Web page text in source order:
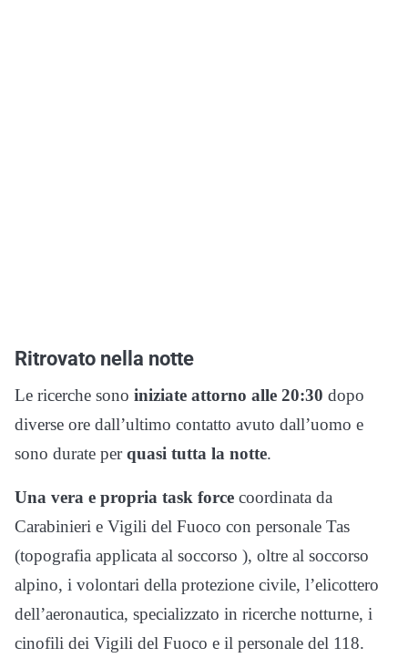
Ritrovato nella notte
Le ricerche sono iniziate attorno alle 20:30 dopo
diverse ore dall’ultimo contatto avuto dall’uomo e
sono durate perquasi tutta la notte.
Una vera e propria task force coordinata da
Carabinieri e Vigili del Fuoco con personale Tas
(topografia applicata al soccorso ), oltre al soccorso
alpino, i volontari della protezione civile, l’elicottero
dell’aeronautica, specializzato in ricerche notturne, i
cinofili dei Vigili del Fuoco e il personale del 118.